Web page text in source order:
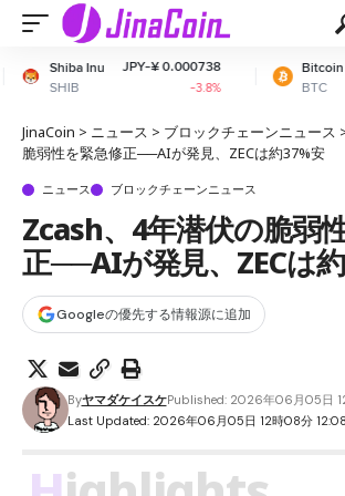
JPY-¥ 0.000738
-3.8%
Bitcoin
BTC
JPY-¥
JinaCoin > ニュース > ブロックチェーンニュース
脆弱性を緊急修正──AIが発見、ZECは約37%安
ニュース ブロックチェーンニュース
Zcash、4年潜伏の脆弱
正──AIが発見、ZECは
Googleの優先する情報源に追加
Last Updated: 2026年06月05日 12時08分
ByヤマダケイスケPublished: 2026年06月05日